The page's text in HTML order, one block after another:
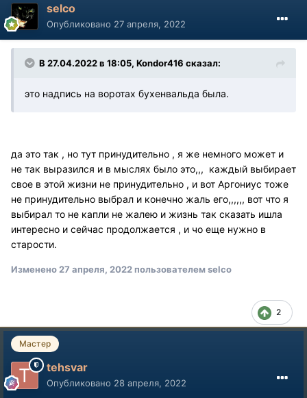
selco
Опубликовано 27 апреля, 2022
В 27.04.2022 в 18:05, Kondor416 сказал:
это надпись на воротах бухенвальда была.
да это так , но тут принудительно , я же немного может и
не так выразился и в мыслях было это,,, каждый выбирает
свое в этой жизни не принудительно , и вот Аргониус тоже
не принудительно выбрал и конечно жаль его,,,,,, вот что я
выбирал то не капли не жалею и жизнь так сказать ишла
интересно и сейчас продолжается , и чо еще нужно в
старости.
Изменено 27 апреля, 2022пользователем selco
2
Мастер
tehsvar
Опубликовано 28 апреля, 2022